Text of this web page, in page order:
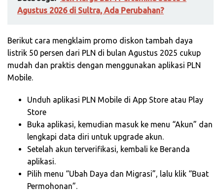
Agustus 2026 di Sultra, Ada Perubahan?
Berikut cara mengklaim promo diskon tambah daya
listrik 50 persen dari PLN di bulan Agustus 2025 cukup
mudah dan praktis dengan menggunakan aplikasi PLN
Mobile.
Unduh aplikasi PLN Mobile di App Store atau Play
Store
Buka aplikasi, kemudian masuk ke menu “Akun” dan
lengkapi data diri untuk upgrade akun.
Setelah akun terverifikasi, kembali ke Beranda
aplikasi.
Pilih menu “Ubah Daya dan Migrasi”, lalu klik “Buat
Permohonan”.